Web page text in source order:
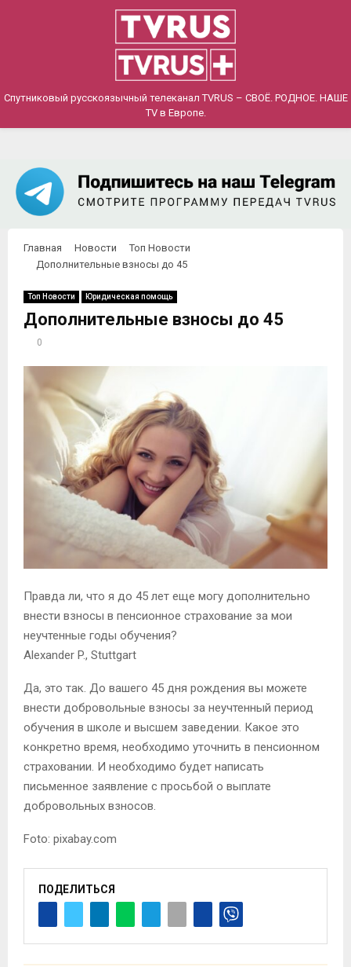
MENU
Спутниковый русскоязычный телеканал TVRUS – СВОЁ. РОДНОЕ. НАШЕ
TV в Европе.
Главная Новости
Топ Новости
Дополнительные взносы до 45
Топ Новости Юридическая помощь
Дополнительные взносы до 45
0
Правда ли, что я до 45 лет еще могу дополнительно
внести взносы в пенсионное страхование за мои
неучтенные годы обучения?
Alexander P., Stuttgart
Да, это так. До вашего 45 дня рождения вы можете
внести добровольные взносы за неучтенный период
обучения в школе и высшем заведении. Какое это
конкретно время, необходимо уточнить в пенсионном
страховании. И необходимо будет написать
письменное заявление с просьбой о выплате
добровольных взносов.
Foto: pixabay.com
ПОДЕЛИТЬСЯ